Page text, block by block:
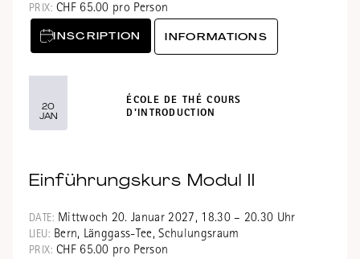
PRIX: CHF 65.00 pro Person
INSCRIPTION INFORMATIONS
20
JAN
ÉCOLE DE THÉ COURS
D'INTRODUCTION
Einführungskurs Modul II
DATE: Mittwoch 20. Januar 2027, 18.30 – 20.30 Uhr
LIEU: Bern, Länggass-Tee, Schulungsraum
PRIX: CHF 65.00 pro Person